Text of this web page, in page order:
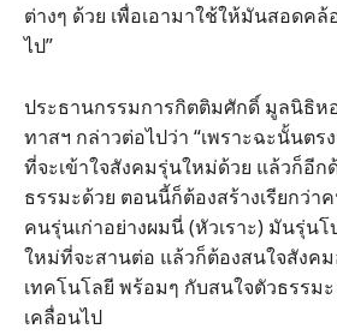
ต่างๆ ด้วย เพื่อเอามาใช้ให้มันสอดค
ไป”
ประธานกรรมการกิตติมศักดิ์ มูลนิธิห
ทาสฯ กล่าวต่อไปว่า “เพราะฉะนั้นต
ที่จะเข้าใจสังคมรุ่นใหม่ด้วย แล้วก็อีก
ธรรมะด้วย ตอนนี้ก็ต้องสร้างเรียกว่า
คนรุ่นเก่าอย่างผมนี่ (หัวเราะ) มันรุ่น
ใหม่ที่จะสานต่อ แล้วก็ต้องสนใจสังคม
เทคโนโลยี พร้อมๆ กับสนใจตัวธรรม
เคลื่อนไป